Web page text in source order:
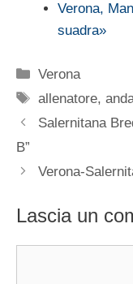
Verona,
suadra»
Categorie
Verona
Tag
allenatore,
Salernitana
B”
Verona-
Lascia un